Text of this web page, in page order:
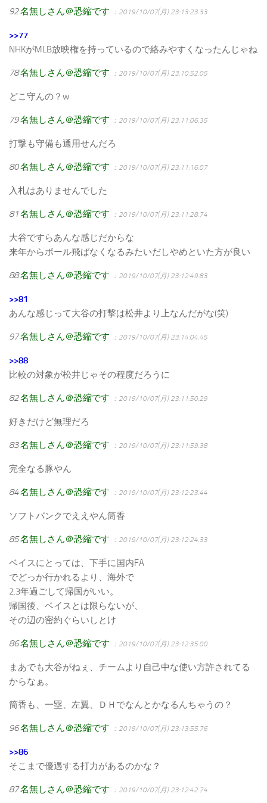
92名無しさん＠恐縮です ：2019/10/07(月) 23:13:23.33
>>77
NHKがMLB放映権を持っているので絡みやすくなったんじゃね
78名無しさん＠恐縮です ：2019/10/07(月) 23:10:52.05
どこ守んの？w
79名無しさん＠恐縮です ：2019/10/07(月) 23:11:06.35
打撃も守備も通用せんだろ
80名無しさん＠恐縮です ：2019/10/07(月) 23:11:16.07
入札はありませんでした
81名無しさん＠恐縮です ：2019/10/07(月) 23:11:28.74
大谷ですらあんな感じだからな
来年からボール飛ばなくなるみたいだしやめといた方が良い
88名無しさん＠恐縮です ：2019/10/07(月) 23:12:49.83
>>81
あんな感じって大谷の打撃は松井より上なんだがな(笑)
97名無しさん＠恐縮です ：2019/10/07(月) 23:14:04.45
>>88
比較の対象が松井じゃその程度だろうに
82名無しさん＠恐縮です ：2019/10/07(月) 23:11:50.29
好きだけど無理だろ
83名無しさん＠恐縮です ：2019/10/07(月) 23:11:59.38
完全なる豚やん
84名無しさん＠恐縮です ：2019/10/07(月) 23:12:23.44
ソフトバンクでええやん筒香
85名無しさん＠恐縮です ：2019/10/07(月) 23:12:24.33
ベイスにとっては、下手に国内FA
でどっか行かれるより、海外で
2.3年過ごして帰国がいい。
帰国後、ベイスとは限らないが、
その辺の密約ぐらいしとけ
86名無しさん＠恐縮です ：2019/10/07(月) 23:12:35.00
まあでも大谷がねぇ、チームより自己中な使い方許されてる
からなぁ。
筒香も、一塁、左翼、ＤＨでなんとかなるんちゃうの？
96名無しさん＠恐縮です ：2019/10/07(月) 23:13:55.76
>>86
そこまで優遇する打力があるのかな？
87名無しさん＠恐縮です ：2019/10/07(月) 23:12:42.74